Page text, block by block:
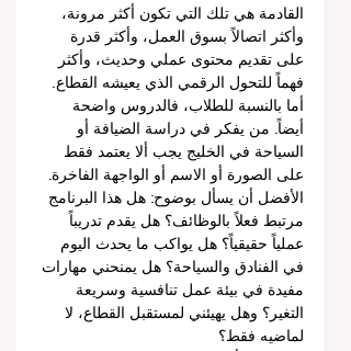
القادمة هي تلك التي تكون أكثر مرونة،
وأكثر اتصالاً بسوق العمل، وأكثر قدرة
على تقديم محتوى عملي وحديث، وأكثر
فهماً للتحول الرقمي الذي يعيشه القطاع.
أما بالنسبة للطلاب، فالدروس واضحة
أيضاً. من يفكر في دراسة الضيافة أو
السياحة في الخليج يجب ألا يعتمد فقط
على الصورة أو الاسم أو الواجهة الفاخرة.
الأفضل أن يسأل بوضوح: هل هذا البرنامج
مرتبط فعلاً بالوظائف؟ هل يقدم تدريباً
عملياً حقيقياً؟ هل يواكب ما يحدث اليوم
في الفنادق والسياحة؟ هل يمنحني مهارات
مفيدة في بيئة عمل تنافسية وسريعة
التغير؟ وهل يهيئني لمستقبل القطاع، لا
لماضيه فقط؟